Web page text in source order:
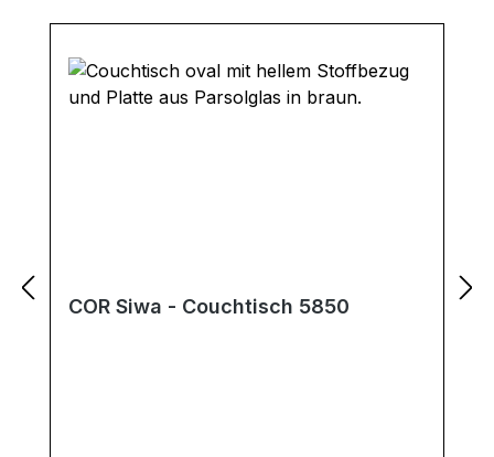
COR Siwa - Couchtisch 5850